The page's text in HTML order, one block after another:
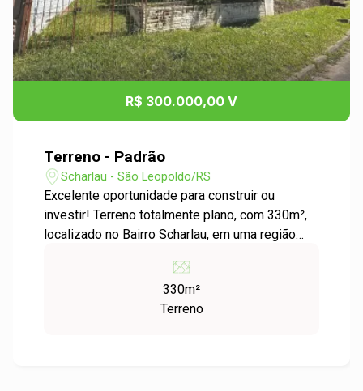
R$ 300.000,00 V
Terreno - Padrão
Scharlau - São Leopoldo/RS
Excelente oportunidade para construir ou
investir! Terreno totalmente plano, com 330m²,
localizado no Bairro Scharlau, em uma região
residencial ou futura valorização. Aproveite
330m²
Terreno